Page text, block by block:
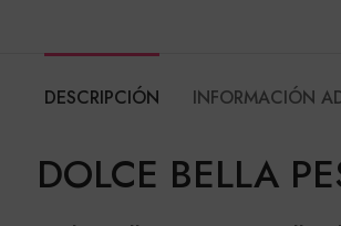
DESCRIPCIÓN INFORMACIÓN
DOLCE BELLA